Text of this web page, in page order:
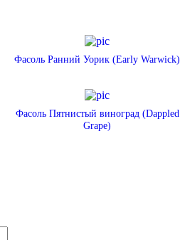
Фасоль Ранний Уорик (Early Warwick)
Фасоль Пятнистый виноград (Dappled
Grape)